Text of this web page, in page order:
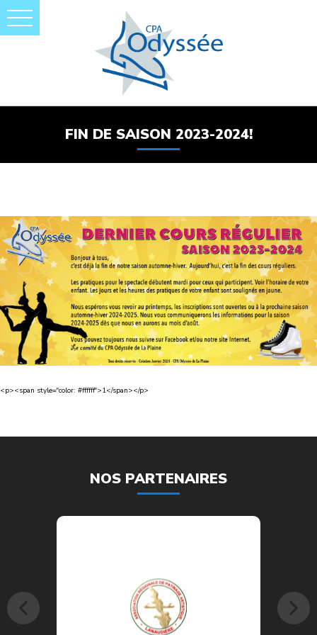
FIN DE SAISON 2023-2024!
<p><span style="color: #ffffff">1</span></p>
NOS PARTENAIRES